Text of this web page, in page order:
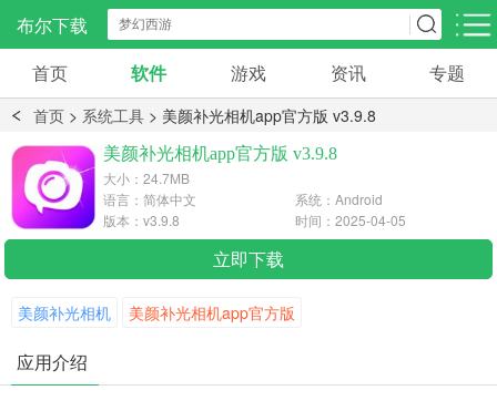
布尔下载
安卓应用 手机资讯
社交聊天
297款应用
影音播放
1665款应用
系统工具
538款应用
效率办公
学习教育
旅游出行
首页 软件 游戏 资讯 专题
首页 > 系统工具 > 美颜补光相机app官方版 v3.9.8
美颜补光相机app官方版 v3.9.8
大小：24.7MB
语言：简体中文
系统：Android
版本：v3.9.8
时间：2025-04-05
立即下载
美颜补光相机 美颜补光相机app官方版
应用介绍